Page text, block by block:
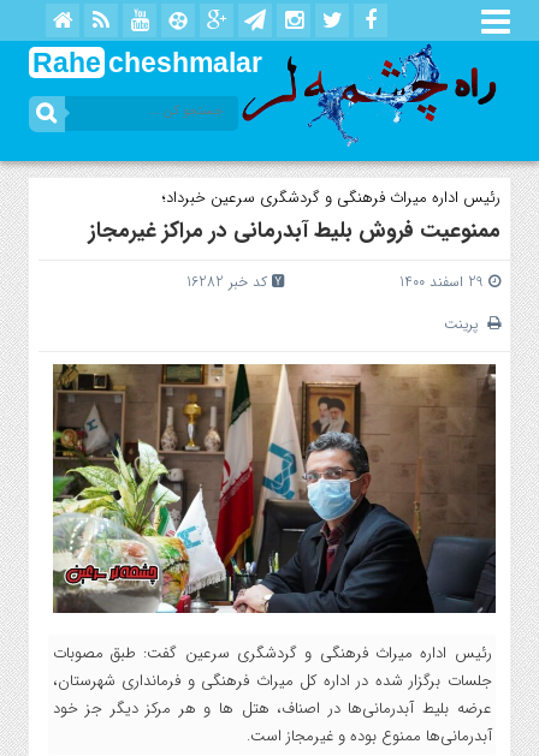
Rahe cheshmalar
رئیس اداره میراث فرهنگی و گردشگری سرعین خبرداد؛
ممنوعیت فروش بلیط آبدرمانی‌ در مراکز غیرمجاز
29 اسفند 1400
کد خبر 16282
پرینت
رئیس اداره میراث فرهنگی و گردشگری سرعین گفت: طبق مصوبات
جلسات برگزار شده در اداره کل میراث فرهنگی و فرمانداری شهرستان،
عرضه بلیط آبدرمانی‌ها در اصناف، هتل ها و هر مرکز دیگر جز خود
آبدرمانی‌ها ممنوع بوده و غیرمجاز است.